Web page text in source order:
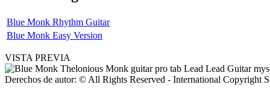
Blue Monk Rhythm Guitar
Blue Monk Easy Version
VISTA PREVIA
Derechos de autor: © All Rights Reserved - International Copyright